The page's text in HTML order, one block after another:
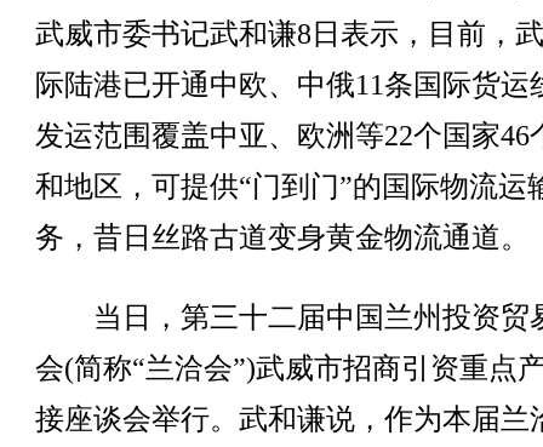
武威市委书记武和谦8日表示，目前，
际陆港已开通中欧、中俄11条国际货运
发运范围覆盖中亚、欧洲等22个国家46
和地区，可提供“门到门”的国际物流运
务，昔日丝路古道变身黄金物流通道。
当日，第三十二届中国兰州投资贸
会(简称“兰洽会”)武威市招商引资重点
接座谈会举行。武和谦说，作为本届兰